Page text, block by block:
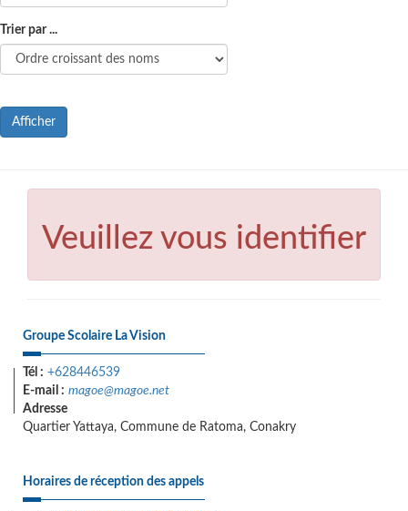
Trier par ...
Afficher
Veuillez vous identifier
Groupe Scolaire La Vision
Tél : +628446539
E-mail : magoe@magoe.net
Adresse
Quartier Yattaya, Commune de Ratoma, Conakry
Horaires de réception des appels